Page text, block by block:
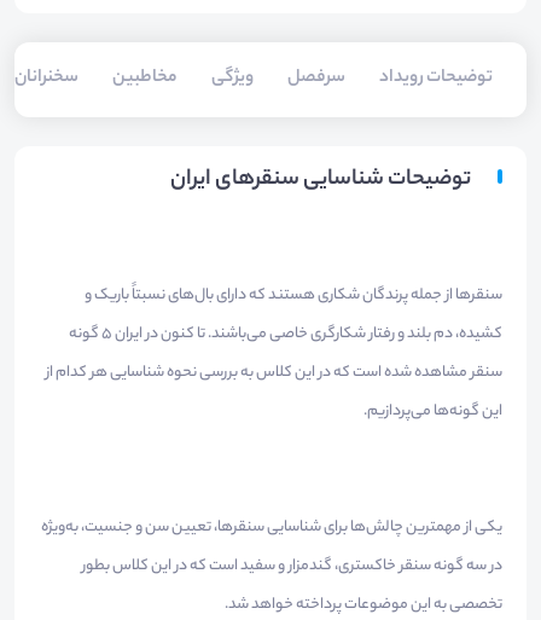
توضیحات رویداد سرفصل ویژگی مخاطبین سخنرانان
توضیحات شناسایی سنقرهای ایران
سنقرها از جمله پرندگان شکاری هستند که دارای بال‌های نسبتاً باریک و
کشیده، دم بلند و رفتار شکارگری خاصی می‌باشند. تا کنون در ایران 5 گونه
سنقر مشاهده شده است که در این کلاس به بررسی نحوه شناسایی هر کدام از
این گونه‌ها می‌پردازیم.
یکی از مهمترین چالش‌ها برای شناسایی سنقرها، تعیین سن و جنسیت، به‌ویژه
در سه گونه سنقر خاکستری، گندمزار و سفید است که در این کلاس بطور
تخصصی به این موضوعات پرداخته خواهد شد.